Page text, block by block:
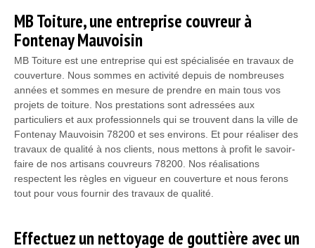
MB Toiture, une entreprise couvreur à
Fontenay Mauvoisin
MB Toiture est une entreprise qui est spécialisée en travaux de
couverture. Nous sommes en activité depuis de nombreuses
années et sommes en mesure de prendre en main tous vos
projets de toiture. Nos prestations sont adressées aux
particuliers et aux professionnels qui se trouvent dans la ville de
Fontenay Mauvoisin 78200 et ses environs. Et pour réaliser des
travaux de qualité à nos clients, nous mettons à profit le savoir-
faire de nos artisans couvreurs 78200. Nos réalisations
respectent les règles en vigueur en couverture et nous ferons
tout pour vous fournir des travaux de qualité.
Effectuez un nettoyage de gouttière avec un